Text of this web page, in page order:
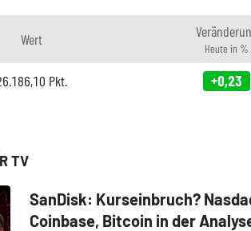
Wert
Heute in %
Pkt. +0,23
TV
SanDisk: Kurseinbruch?
Coinbase, Bitcoin in der